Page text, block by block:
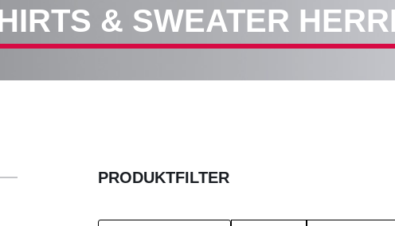
& SWEATER
PRODUKTFILTER